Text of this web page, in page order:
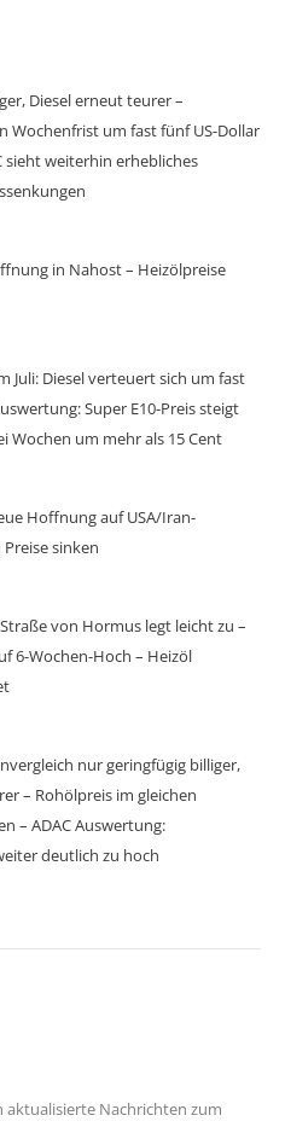
Diesel erneut teurer –
Wochenfrist um fast fünf US-Dollar
sieht weiterhin erhebliches
in Nahost – Heizölpreise
Juli: Diesel verteuert sich um fast
Super E10-Preis steigt
Wochen um mehr als 15 Cent
Hoffnung auf USA/Iran-
sinken
von Hormus legt leicht zu –
6-Wochen-Hoch – Heizöl
nur geringfügig billiger,
– Rohölpreis im gleichen
– ADAC Auswertung:
deutlich zu hoch
aktualisierte Nachrichten zum